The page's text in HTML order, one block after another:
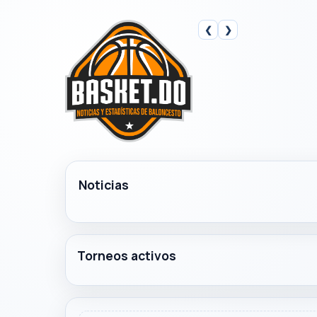
❮ ❯
Noticias
Torneos activos